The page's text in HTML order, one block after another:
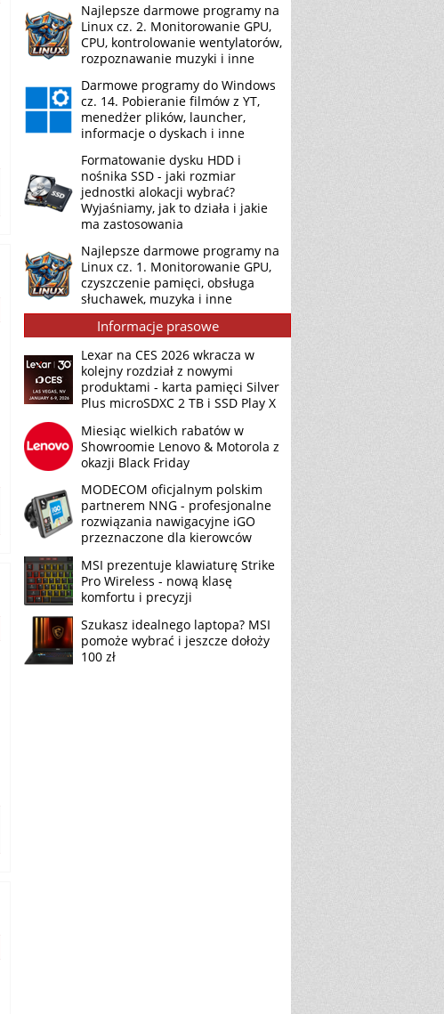
Najlepsze darmowe programy na
Linux cz. 2. Monitorowanie GPU,
CPU, kontrolowanie wentylatorów,
rozpoznawanie muzyki i inne
Darmowe programy do Windows
cz. 14. Pobieranie filmów z YT,
menedżer plików, launcher,
informacje o dyskach i inne
Formatowanie dysku HDD i
nośnika SSD - jaki rozmiar
jednostki alokacji wybrać?
Wyjaśniamy, jak to działa i jakie
ma zastosowania
Najlepsze darmowe programy na
Linux cz. 1. Monitorowanie GPU,
czyszczenie pamięci, obsługa
słuchawek, muzyka i inne
Informacje prasowe
Lexar na CES 2026 wkracza w
kolejny rozdział z nowymi
produktami - karta pamięci Silver
Plus microSDXC 2 TB i SSD Play X
Miesiąc wielkich rabatów w
Showroomie Lenovo & Motorola z
okazji Black Friday
MODECOM oficjalnym polskim
partnerem NNG - profesjonalne
rozwiązania nawigacyjne iGO
przeznaczone dla kierowców
MSI prezentuje klawiaturę Strike
Pro Wireless - nową klasę
komfortu i precyzji
Szukasz idealnego laptopa? MSI
pomoże wybrać i jeszcze dołoży
100 zł